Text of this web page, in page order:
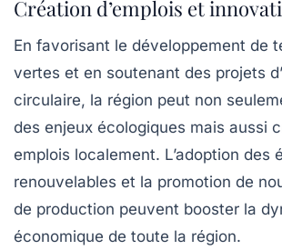
Création d’emplois et
En favorisant le développement de
vertes et en soutenant des projets
circulaire, la région peut non
des enjeux écologiques mais aussi
emplois localement. L’adoption des
renouvelables et la promotion de
de production peuvent booster la
économique de toute la région.